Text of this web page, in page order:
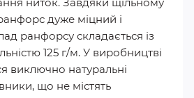
дуже міцний і
ранфорсу складається із
125 г/м. У виробництві
виключно натуральні
що не містять